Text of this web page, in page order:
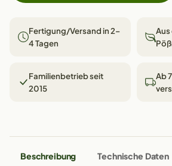
Fertigung/Versand in 2–
4 Tagen
Familienbetrieb seit
2015
Ab
Beschreibung Technische Daten